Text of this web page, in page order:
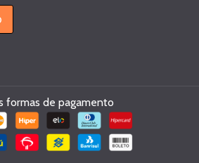
formas de pagamento